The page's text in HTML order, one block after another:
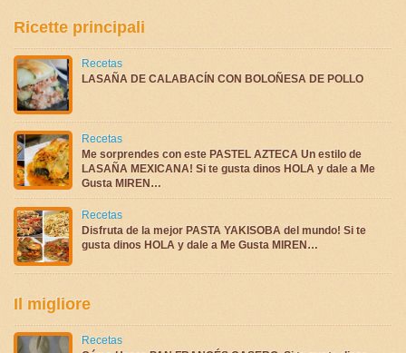
Ricette principali
Recetas
LASAÑA DE CALABACÍN CON BOLOÑESA DE POLLO
Recetas
Me sorprendes con este PASTEL AZTECA Un estilo de
LASAÑA MEXICANA! Si te gusta dinos HOLA y dale a Me
Gusta MIREN…
Recetas
Disfruta de la mejor PASTA YAKISOBA del mundo! Si te
gusta dinos HOLA y dale a Me Gusta MIREN…
Il migliore
Recetas